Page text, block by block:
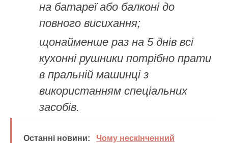
на батареї або балконі до
повного висихання;
щонайменше раз на 5 днів всі
кухонні рушники потрібно прати
в пральній машинці з
використанням спеціальних
засобів.
Останні новини:
Чому нескінченний